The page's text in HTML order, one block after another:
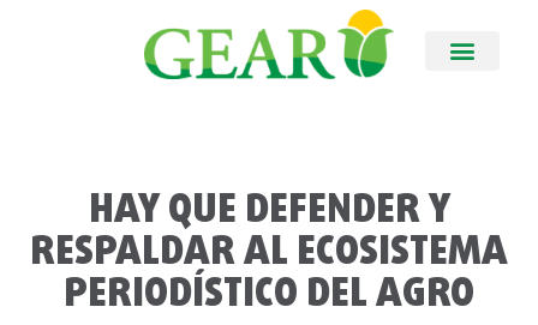
HAY QUE DEFENDER Y
RESPALDAR AL ECOSISTEMA
PERIODÍSTICO DEL AGRO